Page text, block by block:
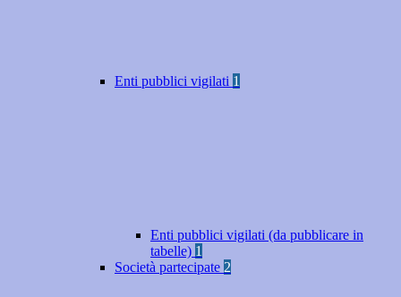
Enti pubblici vigilati 1
Enti pubblici vigilati (da pubblicare in
tabelle) 1
Società partecipate 2